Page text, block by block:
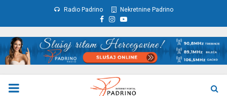
Radio Padrino Nekretnine Padrino
Facebook
Instagram
Youtube
PRIMARY